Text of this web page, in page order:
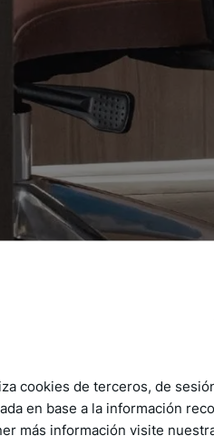
cookies de terceros, de
en base a la información
más información visite